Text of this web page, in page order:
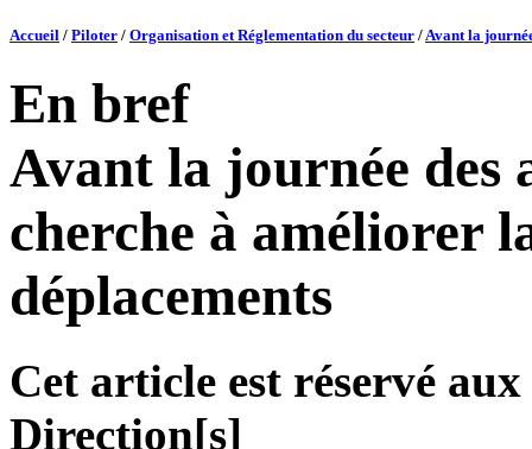
Accueil / Piloter / Organisation et Réglementation du secteur /Avant la
En bref
Avant la journée des
cherche à améliorer
déplacements
Cet article est réservé
Direction[s]